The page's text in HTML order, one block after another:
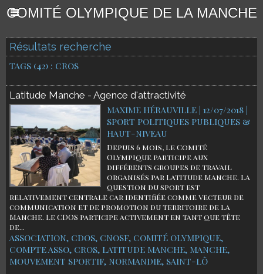
COMITÉ OLYMPIQUE DE LA MANCHE
Résultats recherche
TAGS (42) : CROS
Latitude Manche - Agence d'attractivité
MAXIME HÉRAUVILLE | 12/07/2018 |
SPORT POLITIQUES PUBLIQUES &
HAUT-NIVEAU
Depuis 6 mois, le Comité
Olympique participe aux
différents groupes de travail
organisés par Latitude Manche. La
question du sport est
relativement centrale car identifiée comme vecteur de
communication et de promotion du territoire de la
Manche. Le CDOS participe activement en tant que tête
de...
ASSOCIATION, CDOS, CNOSF, COMITÉ OLYMPIQUE,
COMPTE ASSO, CROS, LATITUDE MANCHE, MANCHE,
MOUVEMENT SPORTIF, NORMANDIE, SAINT-LÔ